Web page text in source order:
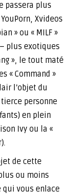
passera plus
Xvideos
» ou « MILF »
plus exotiques
», le tout maté
« Command »
l’objet du
personne
en plein
Ivy ou la «
de cette
ou moins
vous enlace